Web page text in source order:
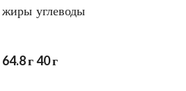
жиры
64.8 г
углеводы
40 г